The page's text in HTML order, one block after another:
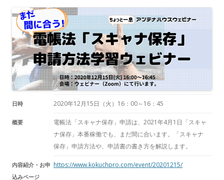
日時 2020年12月15日（火） 16：00～16：45
概要
電帳法「スキャナ保存」申請は、2021年4月1日「スキャ
ナ保存」本番稼働でも、まだ間に合います。「スキャナ
保存」申請方法や、申請書の書き方を解説します。
内容紹介・お申
込みページ
https://www.kokuchpro.com/event/20201215/